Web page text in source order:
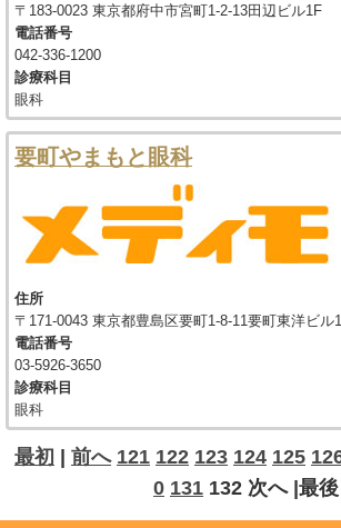
〒183-0023 東京都府中市宮町1-2-13田辺ビル1F
電話番号
042-336-1200
診療科目
眼科
要町やまもと眼科
住所
〒171-0043 東京都豊島区要町1-8-11要町東洋ビル
電話番号
03-5926-3650
診療科目
眼科
最初 | 前へ 121 122 123 124 125
0 131 132 次へ|最後